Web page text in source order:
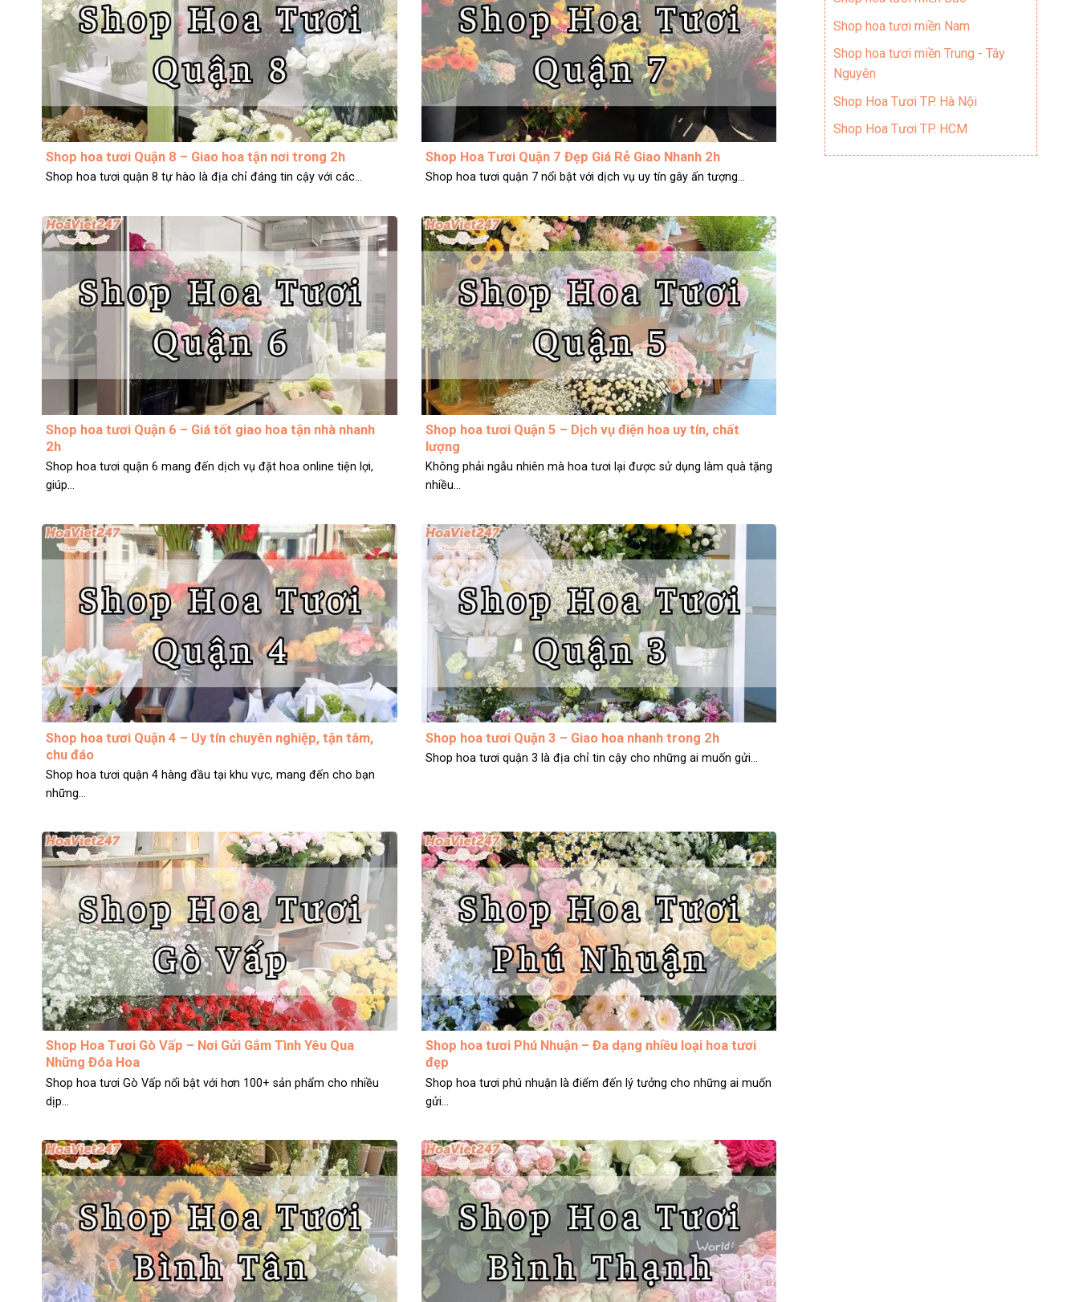
Shop hoa tươi Quận 8 – Giao hoa tận nơi trong 2h
Shop hoa tươi quận 8 tự hào là địa chỉ đáng tin cậy với các...
Shop Hoa Tươi Quận 7 Đẹp Giá Rẻ Giao Nhanh 2h
Shop hoa tươi quận 7 nổi bật với dịch vụ uy tín gây ấn tượng...
Shop hoa tươi Quận 6 – Giá tốt giao hoa tận nhà nhanh
2h
Shop hoa tươi quận 6 mang đến dịch vụ đặt hoa online tiện lợi,
giúp...
Shop hoa tươi Quận 5 – Dịch vụ điện hoa uy tín, chất
lượng
Không phải ngẫu nhiên mà hoa tươi lại được sử dụng làm quà tặng
nhiều...
Shop hoa tươi Quận 4 – Uy tín chuyên nghiệp, tận tâm,
chu đáo
Shop hoa tươi quận 4 hàng đầu tại khu vực, mang đến cho bạn
những...
Shop hoa tươi Quận 3 – Giao hoa nhanh trong 2h
Shop hoa tươi quận 3 là địa chỉ tin cậy cho những ai muốn gửi...
Shop Hoa Tươi Gò Vấp – Nơi Gửi Gắm Tình Yêu Qua
Những Đóa Hoa
Shop hoa tươi Gò Vấp nổi bật với hơn 100+ sản phẩm cho nhiều
dịp...
Shop hoa tươi Phú Nhuận – Đa dạng nhiều loại hoa tươi
đẹp
Shop hoa tươi phú nhuận là điểm đến lý tưởng cho những ai muốn
gửi...
Shop hoa tươi miền Nam
Shop hoa tươi miền Trung - Tây
Nguyên
Shop Hoa Tươi TP. Hà Nội
Shop Hoa Tươi TP. HCM